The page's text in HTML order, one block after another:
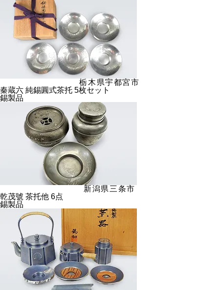
栃木県宇都宮市
秦蔵六 純錫圓式茶托 5枚セット
錫製品
新潟県三条市
乾茂號 茶托他 6点
錫製品